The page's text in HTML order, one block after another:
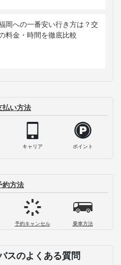
岡への一番安い行き方は？交
料金・時間を徹底比較
払い方法
キャリア ポイント
約方法
予約キャンセル 乗車方法
スのよくある質問